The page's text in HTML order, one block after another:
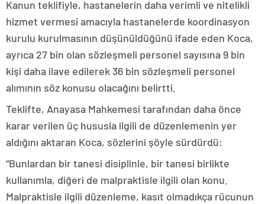
Kanun teklifiyle, hastanelerin daha verimli ve nitelikli
hizmet vermesi amacıyla hastanelerde koordinasyon
kurulu kurulmasının düşünüldüğünü ifade eden Koca,
ayrıca 27 bin olan sözleşmeli personel sayısına 9 bin
kişi daha ilave edilerek 36 bin sözleşmeli personel
alımının söz konusu olacağını belirtti.
Teklifte, Anayasa Mahkemesi tarafından daha önce
karar verilen üç hususla ilgili de düzenlemenin yer
aldığını aktaran Koca, sözlerini şöyle sürdürdü:
“Bunlardan bir tanesi disiplinle, bir tanesi birlikte
kullanımla, diğeri de malpraktisle ilgili olan konu.
Malpraktisle ilgili düzenleme, kasıt olmadıkça rücunun